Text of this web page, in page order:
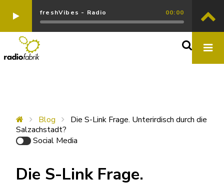
freshVibes - Radio 00:00
Blog
Die S-Link Frage. Unterirdisch durch die
Salzachstadt?
Social Media
Die S-Link Frage.